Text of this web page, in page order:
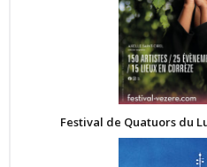
Festival de Quatuors du